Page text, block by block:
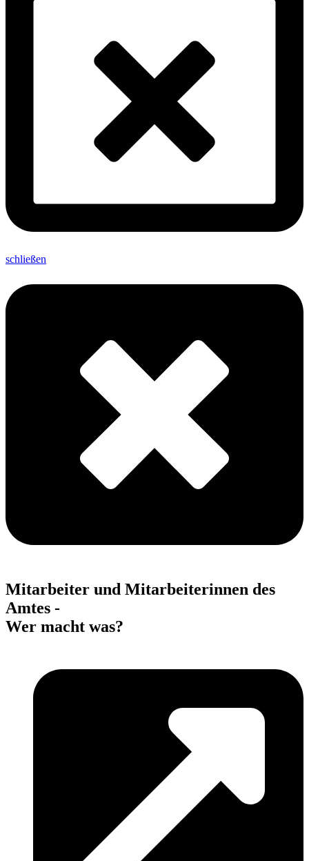
schließen
Mitarbeiter und Mitarbeiterinnen des
Amtes -
Wer macht was?